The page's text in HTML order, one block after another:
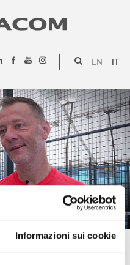
Informazioni sui cookie
EN